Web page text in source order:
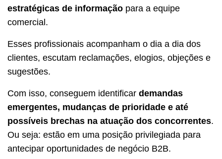
estratégicas de informação para a equipe
comercial.
Esses profissionais acompanham o dia a dia dos
clientes, escutam reclamações, elogios, objeções e
sugestões.
Com isso, conseguem identificar demandas
emergentes, mudanças de prioridade e até
possíveis brechas na atuação dos concorrentes.
Ou seja: estão em uma posição privilegiada para
antecipar oportunidades de negócio B2B.